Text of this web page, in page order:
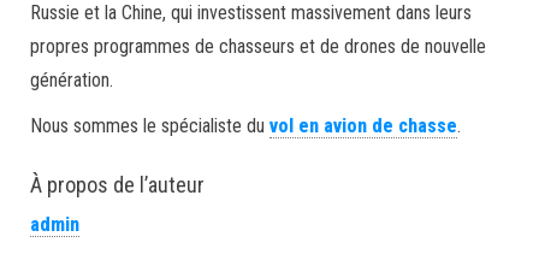
Russie et la Chine, qui investissent massivement dans leurs
propres programmes de chasseurs et de drones de nouvelle
génération.
Nous sommes le spécialiste du vol en avion de chasse.
À propos de l’auteur
admin